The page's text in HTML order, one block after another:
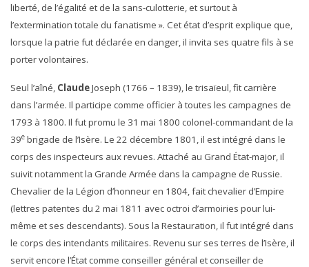
liberté, de l’égalité et de la sans-culotterie, et surtout à
l’extermination totale du fanatisme ». Cet état d’esprit explique que,
lorsque la patrie fut déclarée en danger, il invita ses quatre fils à se
porter volontaires.
Seul l’aîné, ClaudeJoseph (1766 – 1839), le trisaïeul, fit carrière
dans l’armée. Il participe comme officier à toutes les campagnes de
1793 à 1800. Il fut promu le 31 mai 1800 colonel-commandant de la
39e brigade de l’Isère. Le 22 décembre 1801, il est intégré dans le
corps des inspecteurs aux revues. Attaché au Grand État-major, il
suivit notamment la Grande Armée dans la campagne de Russie.
Chevalier de la Légion d’honneur en 1804, fait chevalier d’Empire
(lettres patentes du 2 mai 1811 avec octroi d’armoiries pour lui-
même et ses descendants). Sous la Restauration, il fut intégré dans
le corps des intendants militaires. Revenu sur ses terres de l’Isère, il
servit encore l’État comme conseiller général et conseiller de